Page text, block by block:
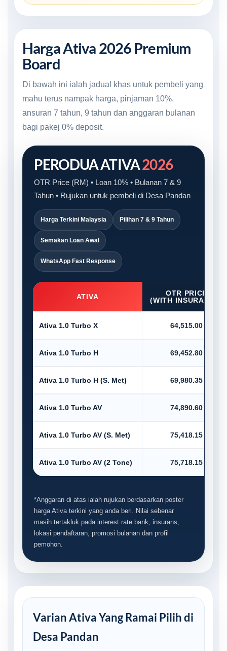
Harga Ativa 2026 Premium
Board
Di bawah ini ialah jadual khas untuk pembeli yang
mahu terus nampak harga, pinjaman 10%,
ansuran 7 tahun, 9 tahun dan anggaran bulanan
bagi pakej 0% deposit.
PERODUA ATIVA2026
OTR Price (RM) • Loan 10% • Bulanan 7 & 9
Tahun • Rujukan untuk pembeli di Desa Pandan
Harga Terkini Malaysia Pilihan 7 & 9 Tahun
Semakan Loan Awal
WhatsApp Fast Response
ATIVA
OTR PRICE
(WITH INSURANCE)
Ativa 1.0 Turbo X 64,515.00
Ativa 1.0 Turbo H 69,452.80
Ativa 1.0 Turbo H (S. Met) 69,980.35
Ativa 1.0 Turbo AV 74,890.60
Ativa 1.0 Turbo AV (S. Met) 75,418.15
Ativa 1.0 Turbo AV (2 Tone) 75,718.15
*Anggaran di atas ialah rujukan berdasarkan poster
harga Ativa terkini yang anda beri. Nilai sebenar
masih tertakluk pada interest rate bank, insurans,
lokasi pendaftaran, promosi bulanan dan profil
pemohon.
Varian Ativa Yang Ramai Pilih di
Desa Pandan